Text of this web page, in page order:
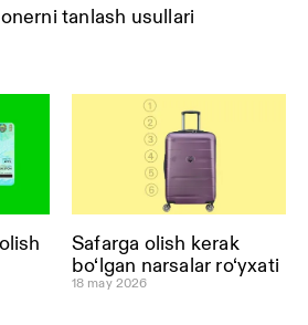
tanlash usullari
Safarga olish kerak
bo‘lgan narsalar ro‘yxati
18 may 2026